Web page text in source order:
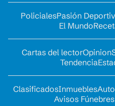
PolicialesPasión
El Mundo
Cartas del lectorOpinion
Tendencia
ClasificadosInmuebles
Avisos